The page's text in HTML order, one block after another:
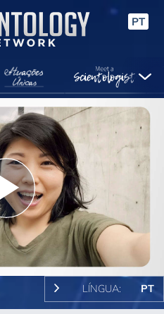
PT
Play
Video
LÍNGUA: PT